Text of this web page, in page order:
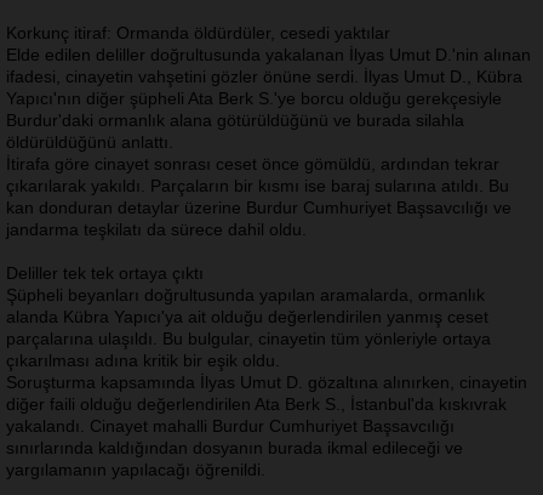
Korkunç itiraf: Ormanda öldürdüler, cesedi yaktılar
Elde edilen deliller doğrultusunda yakalanan İlyas Umut D.'nin alınan
ifadesi, cinayetin vahşetini gözler önüne serdi. İlyas Umut D., Kübra
Yapıcı'nın diğer şüpheli Ata Berk S.'ye borcu olduğu gerekçesiyle
Burdur'daki ormanlık alana götürüldüğünü ve burada silahla
öldürüldüğünü anlattı.
İtirafa göre cinayet sonrası ceset önce gömüldü, ardından tekrar
çıkarılarak yakıldı. Parçaların bir kısmı ise baraj sularına atıldı. Bu
kan donduran detaylar üzerine Burdur Cumhuriyet Başsavcılığı ve
jandarma teşkilatı da sürece dahil oldu.
Deliller tek tek ortaya çıktı
Şüpheli beyanları doğrultusunda yapılan aramalarda, ormanlık
alanda Kübra Yapıcı'ya ait olduğu değerlendirilen yanmış ceset
parçalarına ulaşıldı. Bu bulgular, cinayetin tüm yönleriyle ortaya
çıkarılması adına kritik bir eşik oldu.
Soruşturma kapsamında İlyas Umut D. gözaltına alınırken, cinayetin
diğer faili olduğu değerlendirilen Ata Berk S., İstanbul'da kıskıvrak
yakalandı. Cinayet mahalli Burdur Cumhuriyet Başsavcılığı
sınırlarında kaldığından dosyanın burada ikmal edileceği ve
yargılamanın yapılacağı öğrenildi.